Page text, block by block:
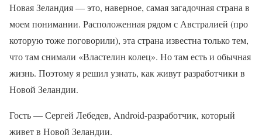
Новая Зеландия — это, наверное, самая загадочная страна в
моем понимании. Расположенная рядом с Австралией (про
которую тоже поговорили), эта страна известна только тем,
что там снимали «Властелин колец». Но там есть и обычная
жизнь. Поэтому я решил узнать, как живут разработчики в
Новой Зеландии.
Гость — Сергей Лебедев, Android-разработчик, который
живет в Новой Зеландии.